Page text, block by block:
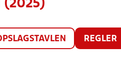
(2025)
REGLER